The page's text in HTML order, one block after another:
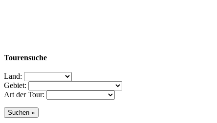
Tourensuche
Land:
Gebiet:
Art der Tour: